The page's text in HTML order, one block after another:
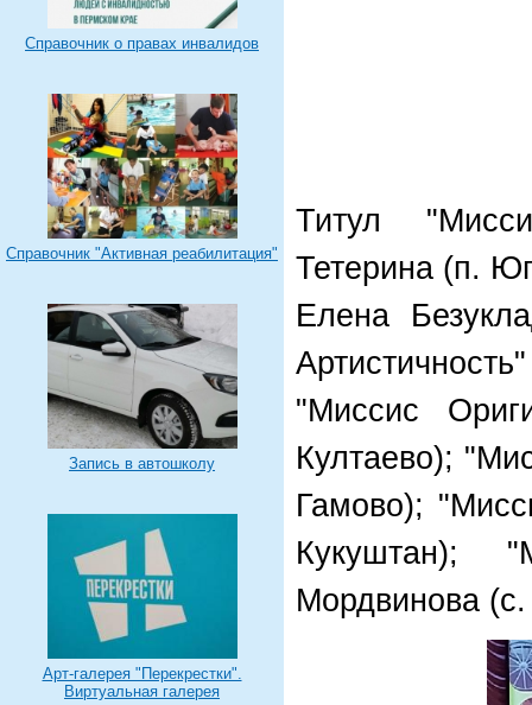
Справочник о правах инвалидов
Справочник "Активная реабилитация"
Запись в автошколу
Арт-галерея "Перекрестки".
Виртуальная галерея
Титул
Тетерина (п.
Елена
"Миссис
Култаево);
Гамово);
Кукуштан);
Мордвинова